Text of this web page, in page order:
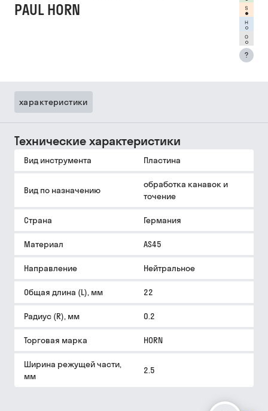
PAUL HORN
?
характеристики
Технические характеристики
Вид инструмента Пластина
Вид по назначению
обработка канавок и
точение
Страна Германия
Материал AS45
Направление Нейтральное
Общая длина (L), мм 22
Радиус (R), мм 0.2
Торговая марка HORN
Ширина режущей части,
мм
2.5